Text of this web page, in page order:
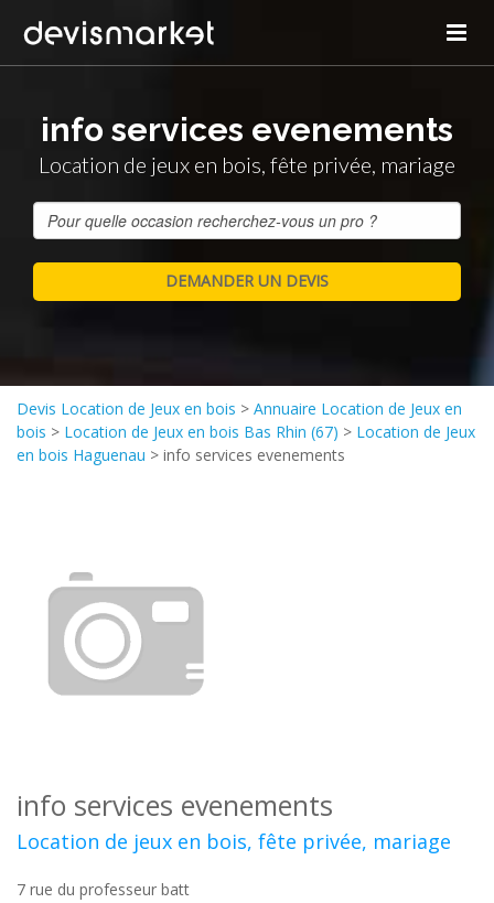
info services evenements
Location de jeux en bois, fête privée, mariage
Devis Location de Jeux en bois > Annuaire Location de Jeux en
bois > Location de Jeux en bois Bas Rhin (67) > Location de Jeux
en bois Haguenau > info services evenements
info services evenements
Location de jeux en bois, fête privée, mariage
7 rue du professeur batt